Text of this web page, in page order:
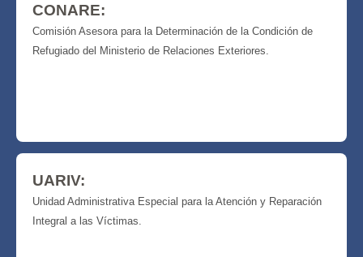
CONARE:
Comisión Asesora para la Determinación de la Condición de
Refugiado del Ministerio de Relaciones Exteriores.
UARIV:
Unidad Administrativa Especial para la Atención y Reparación
Integral a las Víctimas.